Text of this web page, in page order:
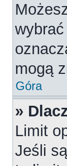
mogą
Góra
»
Limit
Jeśli